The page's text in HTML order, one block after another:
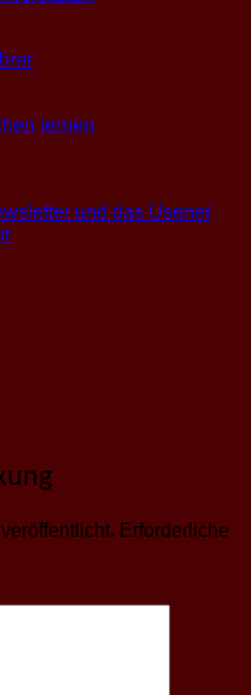
lernen
und das Usenet
Erforderliche